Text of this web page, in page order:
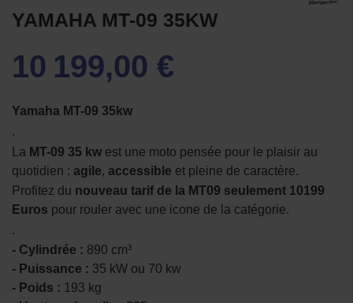
YAMAHA MT-09 35KW
10 199,00 €
Yamaha MT-09 35kw
.
La MT-09 35 kw est une moto pensée pour le plaisir au
quotidien : agile, accessible et pleine de caractère.
Profitez du nouveau tarif de la MT09 seulement 10199
Euros pour rouler avec une icone de la catégorie.
.
- Cylindrée : 890 cm³
- Puissance : 35 kW ou 70 kw
- Poids : 193 kg